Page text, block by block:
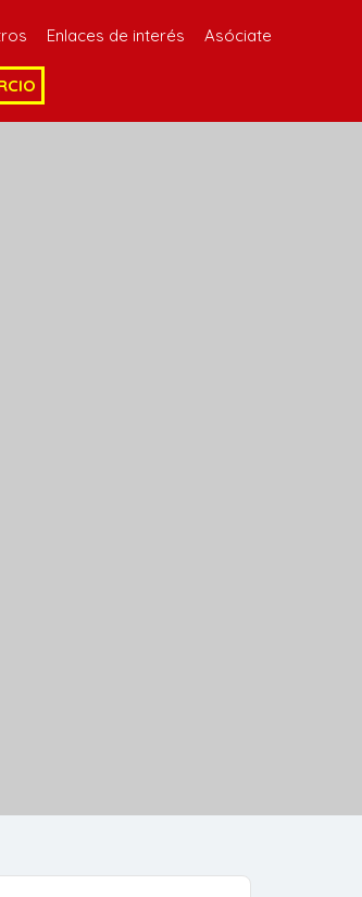
Enlaces de interés Asóciate